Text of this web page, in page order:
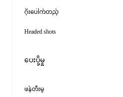
ဂိုးပေါက်တည့်
Headed shots
ပေးပို့မှု
ဖန်တီးမှု